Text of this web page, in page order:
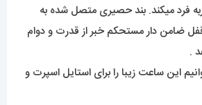
فرد میکند. بند حصیری متصل شده به
ضامن دار مستحکم خبر از قدرت و دوام
.
این ساعت زیبا را برای استایل اسپرت و